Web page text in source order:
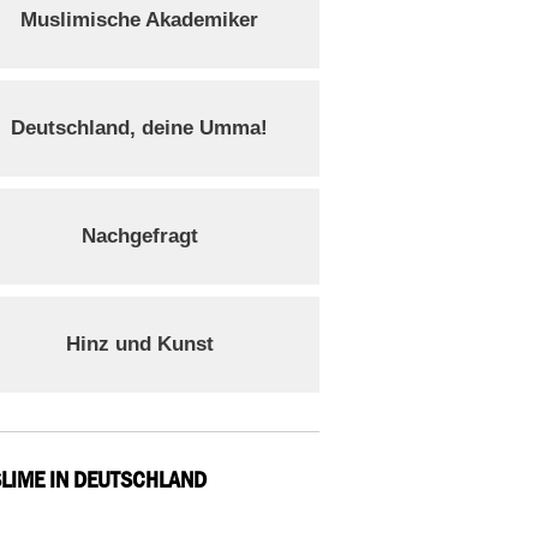
Muslimische Akademiker
Deutschland, deine Umma!
Nachgefragt
Hinz und Kunst
IN DEUTSCHLAND